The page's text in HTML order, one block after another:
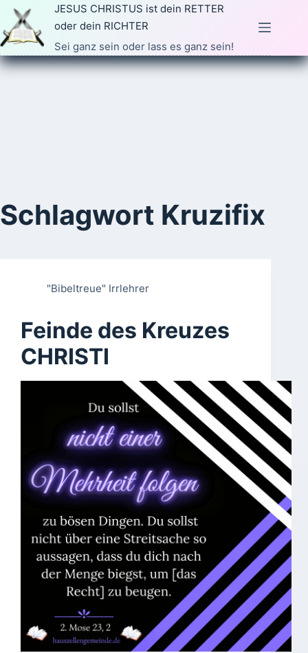
Zum
Inhalt
springen
JESUS CHRISTUS ist dein RETTER
oder dein RICHTER
Sei ganz sein oder lass es ganz sein!
Schlagwort Kruzifix
"Bibeltreue" Irrlehrer
Feinde des Kreuzes
CHRISTI